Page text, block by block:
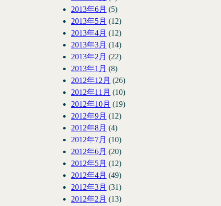
2013年6月 (5)
2013年5月 (12)
2013年4月 (12)
2013年3月 (14)
2013年2月 (22)
2013年1月 (8)
2012年12月 (26)
2012年11月 (10)
2012年10月 (19)
2012年9月 (12)
2012年8月 (4)
2012年7月 (10)
2012年6月 (20)
2012年5月 (12)
2012年4月 (49)
2012年3月 (31)
2012年2月 (13)